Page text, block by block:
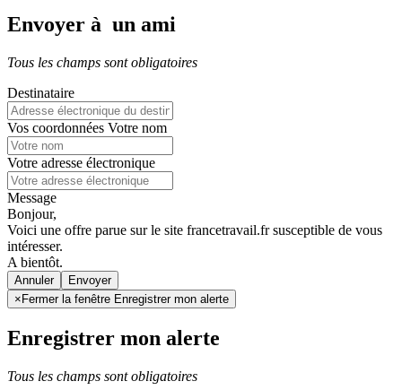
Envoyer à un ami
Tous les champs sont obligatoires
Destinataire
Vos coordonnées Votre nom
Votre adresse électronique
Message
Bonjour,
Voici une offre parue sur le site francetravail.fr susceptible de vous
intéresser.
A bientôt.
Annuler
× Fermer la fenêtre Enregistrer mon alerte
Enregistrer mon alerte
Tous les champs sont obligatoires